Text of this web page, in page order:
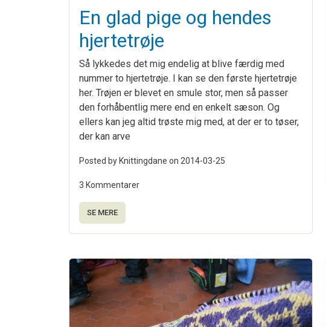
En glad pige og hendes
hjertetrøje
Så lykkedes det mig endelig at blive færdig med
nummer to hjertetrøje. I kan se den første hjertetrøje
her. Trøjen er blevet en smule stor, men så passer
den forhåbentlig mere end en enkelt sæson. Og
ellers kan jeg altid trøste mig med, at der er to tøser,
der kan arve
Posted by Knittingdane on 2014-03-25
3 Kommentarer
SE MERE